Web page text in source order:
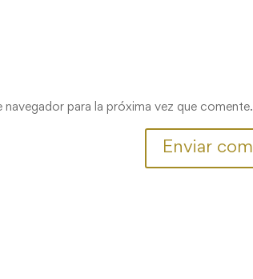
para la próxima vez que comente.